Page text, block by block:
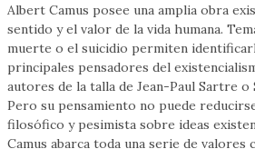
Albert Camus posee una amplia obra
sentido y el valor de la vida humana.
muerte o el suicidio permiten
principales pensadores del
autores de la talla de Jean-Paul Sartre o
Pero su pensamiento no puede
filosófico y pesimista sobre ideas
Camus abarca toda una serie de valores